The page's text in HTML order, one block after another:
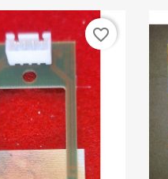
favorite_border